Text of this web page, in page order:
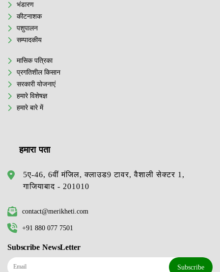
भंडारण
कीटनाशक
पशुपालन
सम्पादकीय
मासिक पत्रिका
प्रगतिशील किसान
सरकारी योजनाएं
हमारे विशेषज्ञ
हमारे बारे में
हमारा पता
5ए-46, 6वीं मंजिल, क्लाउड9 टावर, वैशाली सेक्टर 1,
गाजियाबाद - 201010
contact@merikheti.com
+91 880 077 7501
Subscribe NewsLetter
Subscribe